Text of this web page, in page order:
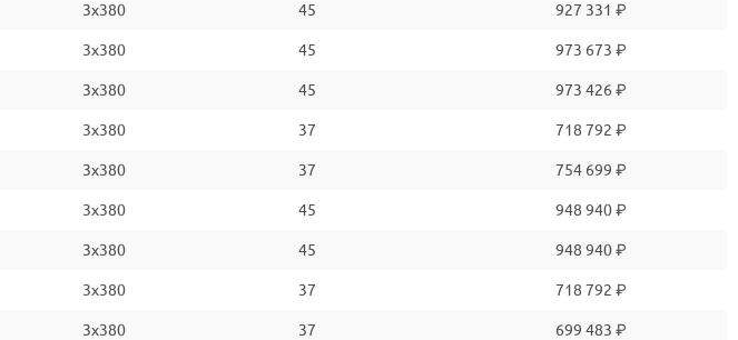
3x380 45 927 331 ₽
3x380 45 973 673 ₽
3x380 45 973 426 ₽
3x380 37 718 792 ₽
3x380 37 754 699 ₽
3x380 45 948 940 ₽
3x380 45 948 940 ₽
3x380 37 718 792 ₽
3x380 37 699 483 ₽